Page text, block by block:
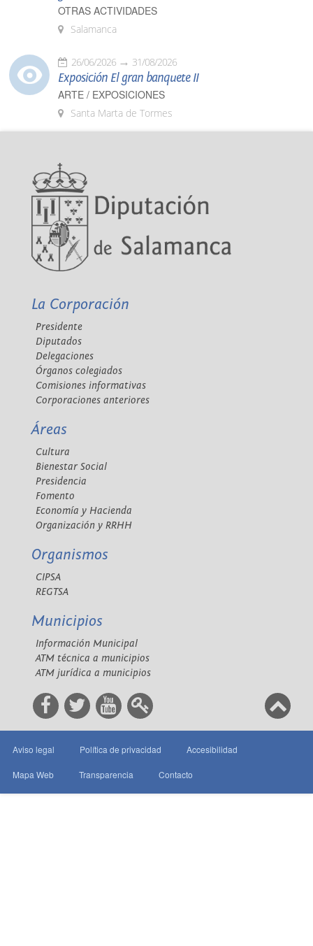
OTRAS ACTIVIDADES
Salamanca
26/06/2026 31/08/2026
Exposición El gran banquete II
ARTE / EXPOSICIONES
Santa Marta de Tormes
La Corporación
Presidente
Diputados
Delegaciones
Órganos colegiados
Comisiones informativas
Corporaciones anteriores
Áreas
Cultura
Bienestar Social
Presidencia
Fomento
Economía y Hacienda
Organización y RRHH
Organismos
CIPSA
REGTSA
Municipios
Información Municipal
ATM técnica a municipios
ATM jurídica a municipios
Aviso legal Política de privacidad Accesibilidad
Mapa Web Transparencia Contacto